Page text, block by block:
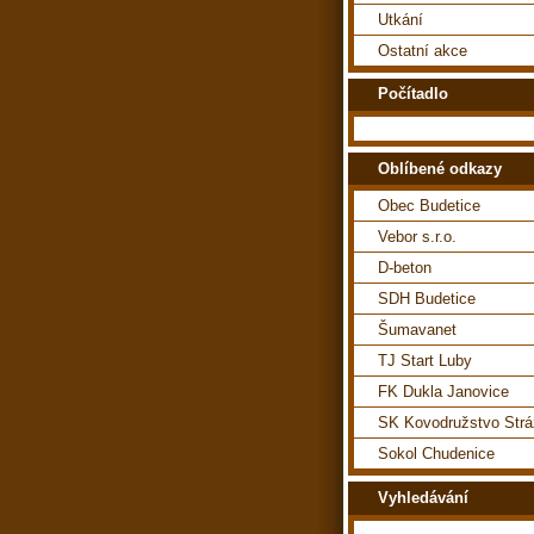
Utkání
Ostatní akce
Počítadlo
Oblíbené odkazy
Obec Budetice
Vebor s.r.o.
D-beton
SDH Budetice
Šumavanet
TJ Start Luby
FK Dukla Janovice
SK Kovodružstvo
Sokol Chudenice
Vyhledávání